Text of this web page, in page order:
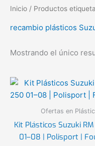
Inicio / Productos
recambio plásticos
Mostrando el único
Ofertas en
Kit Plásticos Suzuki
01–08 | Polisport |
El
original
199,90€.
El
es: